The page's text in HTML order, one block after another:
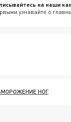
на наши
узнавайте о
НОГ